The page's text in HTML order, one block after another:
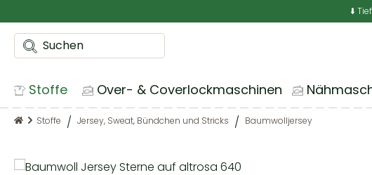
⬇️
Stoffe Over- & Coverlockmaschinen
Stoffe Jersey, Sweat, Bündchen und Stricks Baumwolljersey
Bildergalerie überspringen